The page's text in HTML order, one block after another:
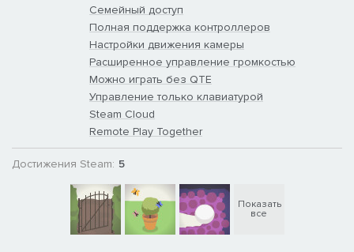
Семейный доступ
Полная поддержка контроллеров
Настройки движения камеры
Расширенное управление громкостью
Можно играть без QTE
Управление только клавиатурой
Steam Cloud
Remote Play Together
Достижения Steam: 5
Показать
все